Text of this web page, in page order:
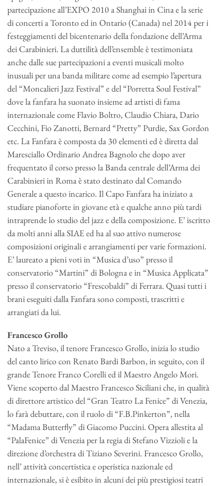
partecipazione all’EXPO 2010 a Shanghai in Cina e la serie
di concerti a Toronto ed in Ontario (Canada) nel 2014 per i
festeggiamenti del bicentenario della fondazione dell’Arma
dei Carabinieri. La duttilità dell’ensemble è testimoniata
anche dalle sue partecipazioni a eventi musicali molto
inusuali per una banda militare come ad esempio l’apertura
del “Moncalieri Jazz Festival” e del “Porretta Soul Festival”
dove la fanfara ha suonato insieme ad artisti di fama
internazionale come Flavio Boltro, Claudio Chiara, Dario
Cecchini, Fio Zanotti, Bernard “Pretty” Purdie, Sax Gordon
etc. La Fanfara è composta da 30 elementi ed è diretta dal
Maresciallo Ordinario Andrea Bagnolo che dopo aver
frequentato il corso presso la Banda centrale dell’Arma dei
Carabinieri in Roma è stato destinato dal Comando
Generale a questo incarico. Il Capo Fanfara ha iniziato a
studiare pianoforte in giovane età e qualche anno più tardi
intraprende lo studio del jazz e della composizione. E’ iscritto
da molti anni alla SIAE ed ha al suo attivo numerose
composizioni originali e arrangiamenti per varie formazioni.
E’ laureato a pieni voti in “Musica d’uso” presso il
conservatorio “Martini” di Bologna e in “Musica Applicata”
presso il conservatorio “Frescobaldi” di Ferrara. Quasi tutti i
brani eseguiti dalla Fanfara sono composti, trascritti e
arrangiati da lui.
Francesco Grollo
Nato a Treviso, il tenore Francesco Grollo, inizia lo studio
del canto lirico con Renato Bardi Barbon, in seguito, con il
grande Tenore Franco Corelli ed il Maestro Angelo Mori.
Viene scoperto dal Maestro Francesco Siciliani che, in qualità
di direttore artistico del “Gran Teatro La Fenice” di Venezia,
lo farà debuttare, con il ruolo di “F.B.Pinkerton”, nella
“Madama Butterfly” di Giacomo Puccini. Opera allestita al
“PalaFenice” di Venezia per la regia di Stefano Vizzioli e la
direzione d’orchestra di Tiziano Severini. Francesco Grollo,
nell’ attività concertistica e operistica nazionale ed
internazionale, si è esibito in alcuni dei più prestigiosi teatri